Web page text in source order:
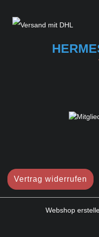
Vertrag widerrufen
Webshop